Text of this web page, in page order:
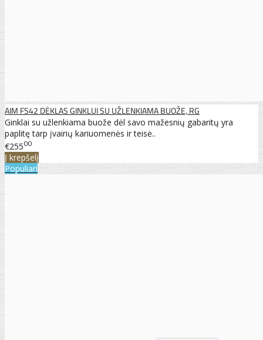
AIM FS42 DĖKLAS GINKLUI SU UŽLENKIAMA BUOŽE, RG
Ginklai su užlenkiama buože dėl savo mažesnių gabaritų yra
paplitę tarp įvairių kariuomenės ir teisė..
€25500
Į krepšelį
Populiari